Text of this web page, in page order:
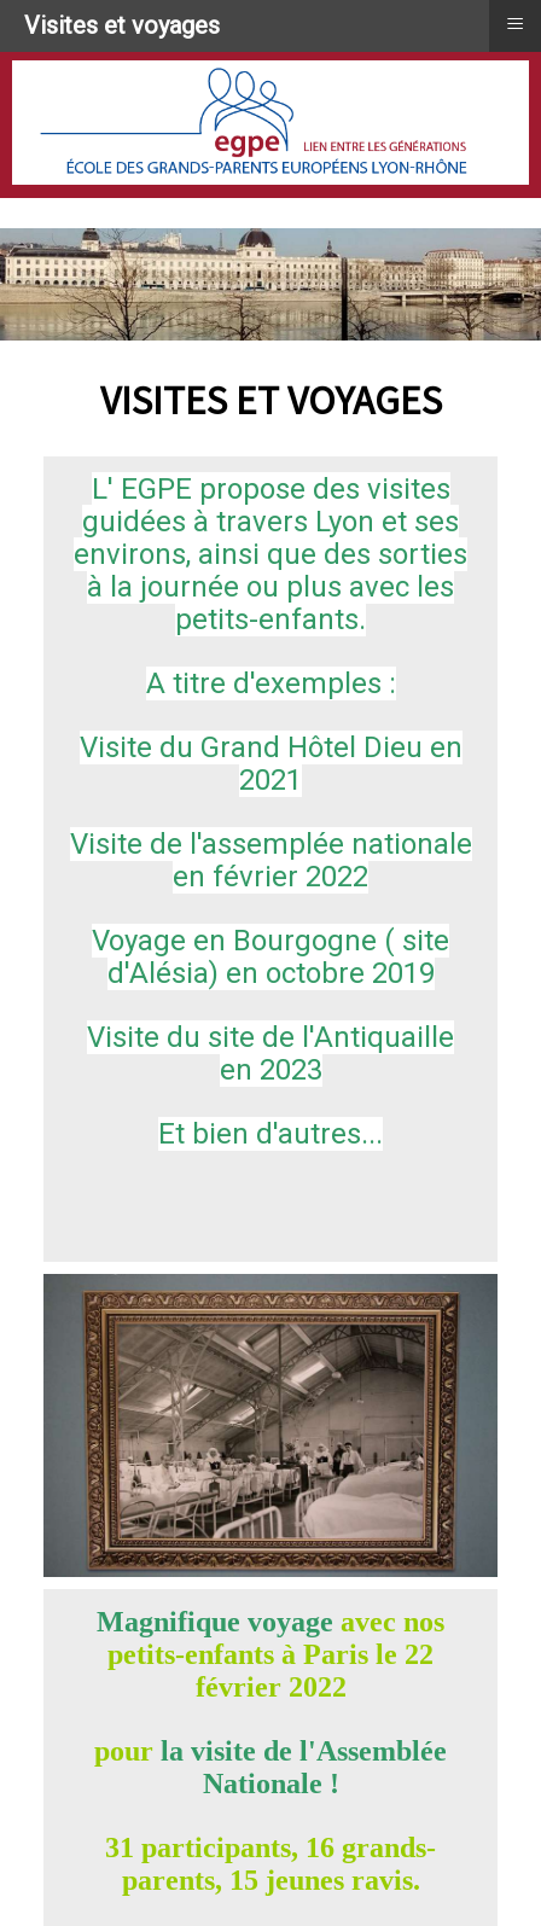
VISITES ET VOYAGES
L' EGPE propose des visites
guidées à travers Lyon et ses
environs, ainsi que des sorties
à la journée ou plus avec les
petits-enfants.
A titre d'exemples :
Visite du Grand Hôtel Dieu en
2021
Visite de l'assemplée nationale
en février 2022
Voyage en Bourgogne ( site
d'Alésia) en octobre 2019
Visite du site de l'Antiquaille
en 2023
Et bien d'autres...
Magnifique voyage avec nos
petits-enfants à Paris le 22
février 2022
pour la visite de l'Assemblée
Nationale !
31 participants, 16 grands-
parents, 15 jeunes ravis.
Visites et voyages ≡